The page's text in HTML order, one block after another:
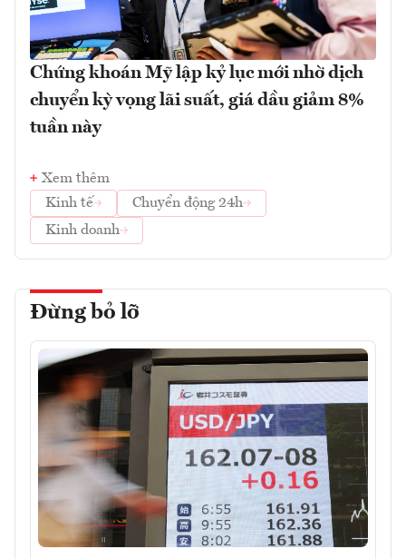
Chứng khoán Mỹ lập kỷ lục mới nhờ dịch
chuyển kỳ vọng lãi suất, giá dầu giảm 8%
tuần này
Xem thêm
Kinh tế
Chuyển động 24h
Kinh doanh
Đừng bỏ lỡ